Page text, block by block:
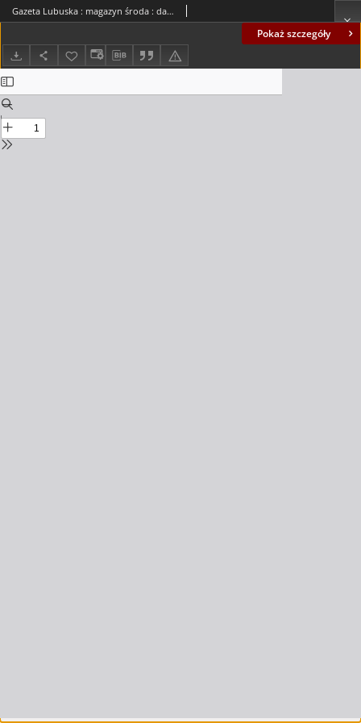
Pokaż szczegóły
Gazeta Lubuska : magazyn środa : dawniej Zielonogórska-Gorzowska R. XLI [właśc. XLII], nr 10 (13 stycznia 1993). - Wyd. 1